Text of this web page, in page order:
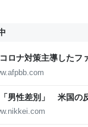
ロナ対策主導したフ
男性差別」 米国の